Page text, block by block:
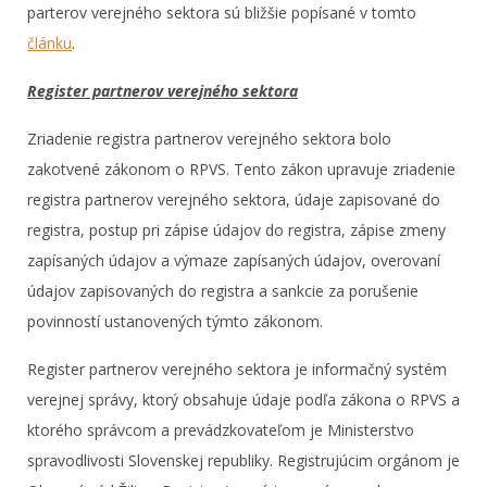
parterov verejného sektora sú bližšie popísané v tomto
článku.
Register partnerov verejného sektora
Zriadenie registra partnerov verejného sektora bolo
zakotvené zákonom o RPVS. Tento zákon upravuje zriadenie
registra partnerov verejného sektora, údaje zapisované do
registra, postup pri zápise údajov do registra, zápise zmeny
zapísaných údajov a výmaze zapísaných údajov, overovaní
údajov zapisovaných do registra a sankcie za porušenie
povinností ustanovených týmto zákonom.
Register partnerov verejného sektora je informačný systém
verejnej správy, ktorý obsahuje údaje podľa zákona o RPVS a
ktorého správcom a prevádzkovateľom je Ministerstvo
spravodlivosti Slovenskej republiky. Registrujúcim orgánom je